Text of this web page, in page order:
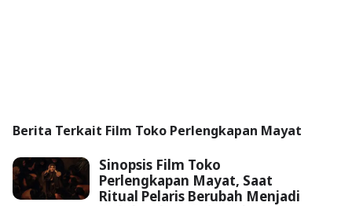
Berita Terkait Film Toko Perlengkapan Mayat
Sinopsis Film Toko
Perlengkapan Mayat, Saat
Ritual Pelaris Berubah Menjadi